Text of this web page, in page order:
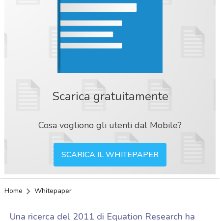
Scarica gratuitamente
Cosa vogliono gli utenti dal Mobile?
SCARICA IL WHITEPAPER
Home Whitepaper
Una ricerca del 2011 di Equation Research ha